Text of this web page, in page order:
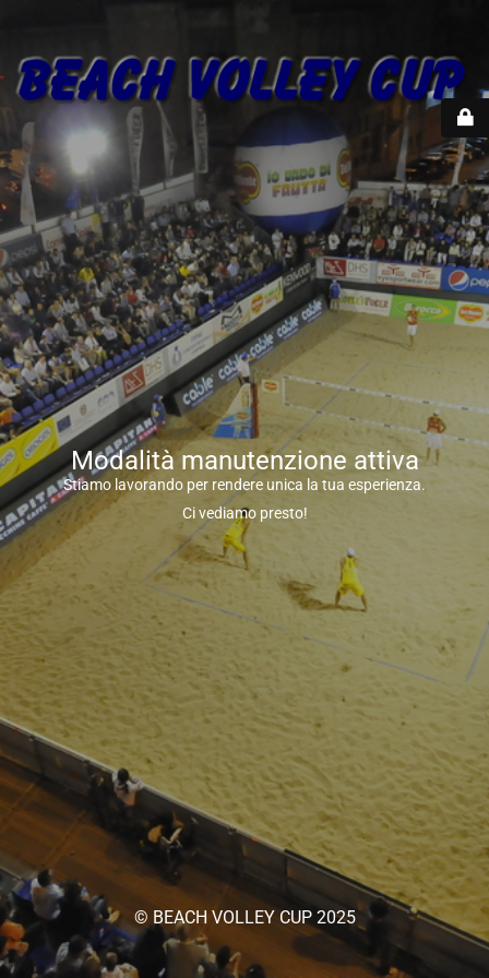
Modalità manutenzione attiva
Stiamo lavorando per rendere unica la tua esperienza.
Ci vediamo presto!
© BEACH VOLLEY CUP 2025